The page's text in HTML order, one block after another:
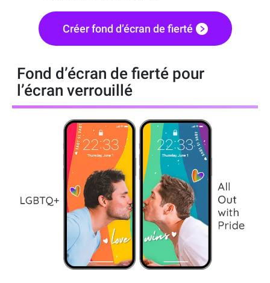
Créer fond d’écran de fierté
Fond d’écran de fierté pour
l’écran verrouillé